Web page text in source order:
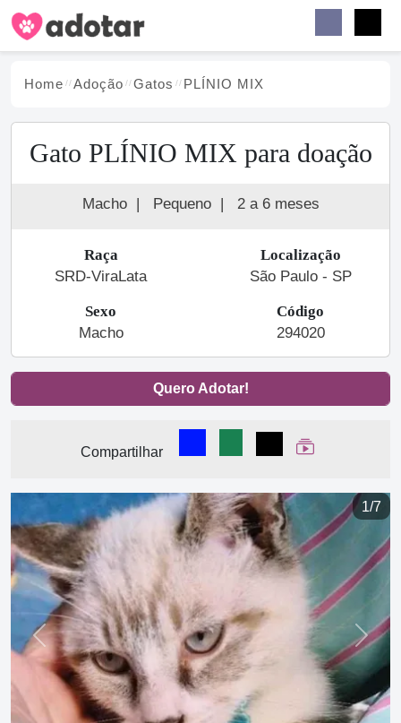
Home Adoção Gatos PLÍNIO MIX
Gato PLÍNIO MIX para doação
Macho | Pequeno | 2 a 6 meses
Raça
SRD-ViraLata
Localização
São Paulo - SP
Sexo
Macho
Código
294020
Quero Adotar!
Compartilhar
Compartilhar no Facebook
Compartilhar no
Compartilhar
Ver Web Story
1/7
Previous Next